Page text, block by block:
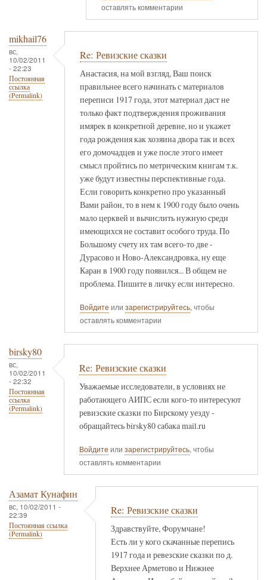
оставлять комментарии
mikhail76
вс,
10/02/2011
- 22:23
Постоянная
ссылка
(Permalink)
Re: Ревизские сказки
Анастасия, на мой взгляд, Ваш поиск
правильнее всего начинать с материалов
переписи 1917 года, этот материал даст не
только факт подтверждения проживания
имярек в конкретной деревне, но и укажет
года рождения как хозяина двора так и всех
его домочадцев и уже после этого имеет
смысл пройтись по метрическим книгам т.к.
уже будут известны перспективные года.
Если говорить конкретно про указанный
Вами район, то в нем к 1900 году было очень
мало церквей и вычислить нужную среди
имеющихся не составит особого труда. По
Большому счету их там всего-то две -
Дурасово и Ново-Александровка, ну еще
Каран в 1900 году появился... В общем не
проблема. Пишите в личку если интересно.
Войдите или зарегистрируйтесь, чтобы
оставлять комментарии
birsky80
вс,
10/02/2011
- 22:32
Постоянная
ссылка
(Permalink)
Re: Ревизские сказки
Уважаемые исследователи, в условиях не
работающего АИПС если кого-то интересуют
ревизские сказки по Бирскому уезду -
обращайтесь birsky80 сабака mail.ru
Войдите или зарегистрируйтесь, чтобы
оставлять комментарии
Азамат Кунафин
вс, 10/02/2011 -
22:39
Постоянная ссылка
(Permalink)
Re: Ревизские сказки
Здравствуйте, Форумчане!
Есть ли у кого скачанные перепись
1917 года и ревезские сказки по д.
Верхнее Арметово и Нижнее